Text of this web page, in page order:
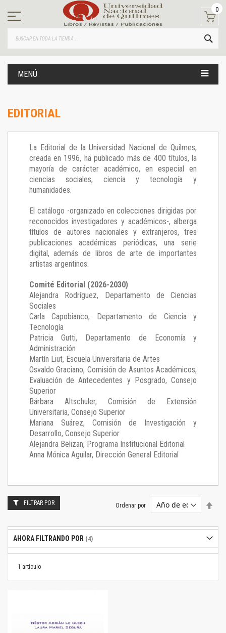
contenido
0
MENÚ
EDITORIAL
La Editorial de la Universidad Nacional de Quilmes,
creada en 1996, ha publicado más de 400 títulos, la
mayoría de carácter académico, en especial en
ciencias sociales, ciencia y tecnología y
humanidades.
El catálogo -organizado en colecciones dirigidas por
reconocidos investigadores y académicos-, alberga
títulos de autores nacionales y extranjeros, tres
publicaciones académicas periódicas, una serie
digital, además de libros de arte de importantes
artistas argentinos.
Comité Editorial (2026-2030)
Alejandra Rodríguez, Departamento de Ciencias
Sociales
Carla Capobianco, Departamento de Ciencia y
Tecnología
Patricia Gutti, Departamento de Economía y
Administración
Martín Liut, Escuela Universitaria de Artes
Osvaldo Graciano, Comisión de Asuntos Académicos,
Evaluación de Antecedentes y Posgrado, Consejo
Superior
Bárbara Altschuler, Comisión de Extensión
Universitaria, Consejo Superior
Mariana Suárez, Comisión de Investigación y
Desarrollo, Consejo Superior
Alejandra Belizan, Programa Institucional Editorial
Anna Mónica Aguilar, Dirección General Editorial
1 artículo
Ordenar por
FILTRAR POR
AHORA FILTRANDO POR